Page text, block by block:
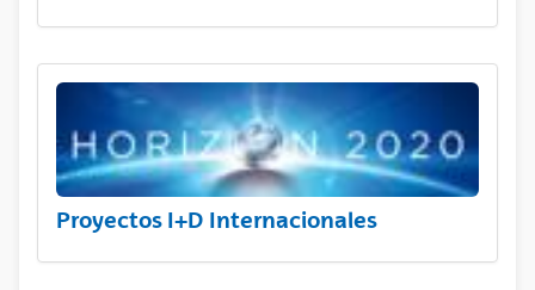
Proyectos I+D Internacionales